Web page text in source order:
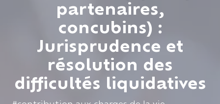
partenaires,
concubins) :
Jurisprudence et
résolution des
difficultés liquidatives